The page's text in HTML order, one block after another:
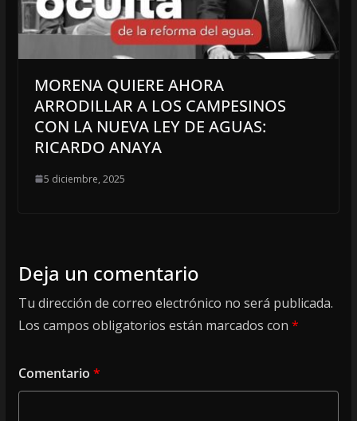
MORENA QUIERE AHORA
ARRODILLAR A LOS CAMPESINOS
CON LA NUEVA LEY DE AGUAS:
RICARDO ANAYA
5 diciembre, 2025
Deja un comentario
Tu dirección de correo electrónico no será publicada.
Los campos obligatorios están marcados con *
Comentario *